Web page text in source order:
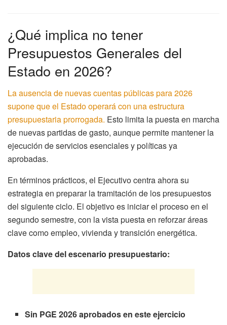
¿Qué implica no tener
Presupuestos Generales del
Estado en 2026?
La ausencia de nuevas cuentas públicas para 2026
supone que el Estado operará con una estructura
presupuestaria prorrogada. Esto limita la puesta en marcha
de nuevas partidas de gasto, aunque permite mantener la
ejecución de servicios esenciales y políticas ya
aprobadas.
En términos prácticos, el Ejecutivo centra ahora su
estrategia en preparar la tramitación de los presupuestos
del siguiente ciclo. El objetivo es iniciar el proceso en el
segundo semestre, con la vista puesta en reforzar áreas
clave como empleo, vivienda y transición energética.
Datos clave del escenario presupuestario:
Sin PGE 2026 aprobados en este ejercicio